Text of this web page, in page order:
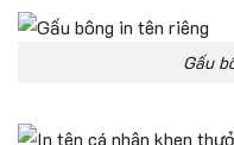
Gấu